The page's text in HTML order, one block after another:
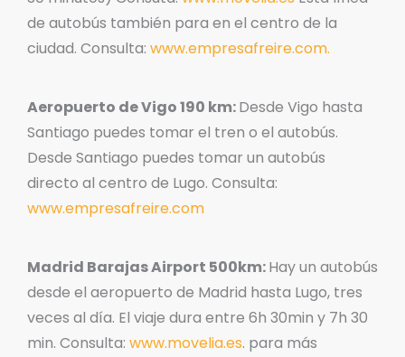
de autobús también para en el centro de la
ciudad. Consulta: www.empresafreire.com.
Aeropuerto de Vigo 190 km:Desde Vigo hasta
Santiago puedes tomar el tren o el autobús.
Desde Santiago puedes tomar un autobús
directo al centro de Lugo. Consulta:
www.empresafreire.com
Madrid Barajas Airport 500km:Hay un autobús
desde el aeropuerto de Madrid hasta Lugo, tres
veces al día. El viaje dura entre 6h 30min y 7h 30
min. Consulta: www.movelia.es. para más